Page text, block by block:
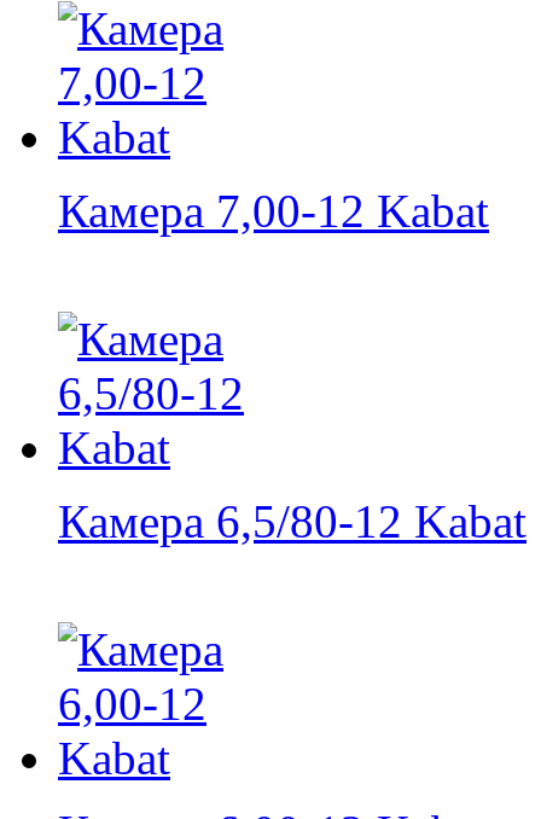
Камера 7,00-12 Kabat
Камера 6,5/80-12 Kabat